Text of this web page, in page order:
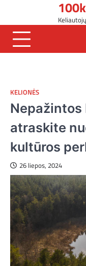
content
KELIONĖS
atraskite
kultūros
26 liepos, 2024